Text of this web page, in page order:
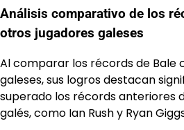
Análisis comparativo de los
otros jugadores galeses
Al comparar los récords de Bale
galeses, sus logros destacan
superado los récords anteriores
galés, como Ian Rush y Ryan